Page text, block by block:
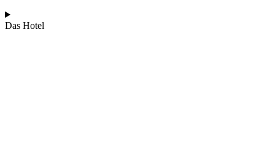
Das Hotel